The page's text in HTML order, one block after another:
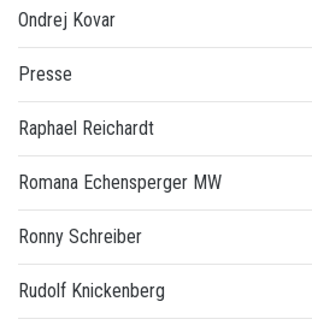
Ondrej Kovar
Presse
Raphael Reichardt
Romana Echensperger MW
Ronny Schreiber
Rudolf Knickenberg